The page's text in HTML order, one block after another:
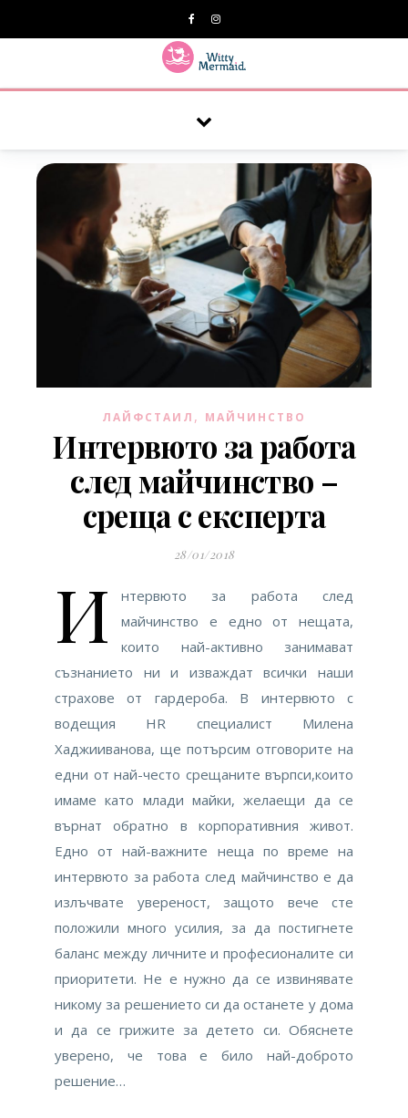
ЛАЙФСТАИЛ , МАЙЧИНСТВО
Интервюто за работа
след майчинство –
среща с експерта
28/01/2018
И
нтервюто за работа след
майчинство е едно от нещата,
които най-активно занимават
съзнанието ни и изваждат всички наши
страхове от гардероба. В интервюто с
водещия HR специалист Милена
Хаджииванова, ще потърсим отговорите на
едни от най-често срещаните върпси,които
имаме като млади майки, желаещи да се
върнат обратно в корпоративния живот.
Едно от най-важните неща по време на
интервюто за работа след майчинство е да
излъчвате увереност, защото вече сте
положили много усилия, за да постигнете
баланс между личните и професионалите си
приоритети. Не е нужно да се извинявате
никому за решението си да останете у дома
и да се грижите за детето си. Обяснете
уверено, че това е било най-доброто
решение…